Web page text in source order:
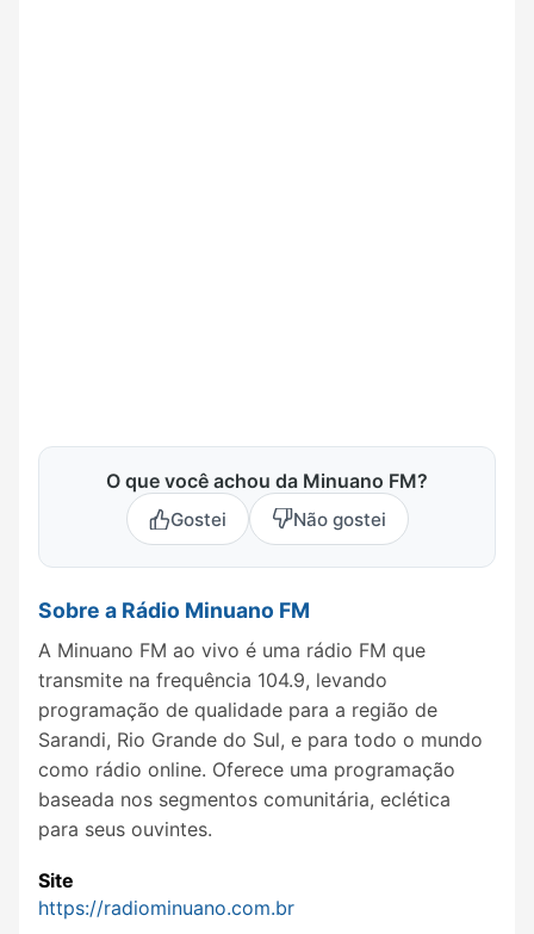
O que você achou da Minuano FM?
Gostei Não gostei
Sobre a Rádio Minuano FM
A Minuano FM ao vivo é uma rádio FM que
transmite na frequência 104.9, levando
programação de qualidade para a região de
Sarandi, Rio Grande do Sul, e para todo o mundo
como rádio online. Oferece uma programação
baseada nos segmentos comunitária, eclética
para seus ouvintes.
Site
https://radiominuano.com.br